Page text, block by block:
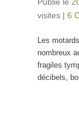
visites | 6
Les
nombreux
fragiles
décibels,